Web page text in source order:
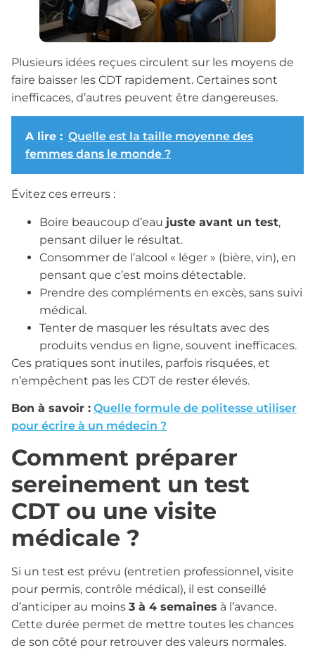
Plusieurs idées reçues circulent sur les moyens de
faire baisser les CDT rapidement. Certaines sont
inefficaces, d’autres peuvent être dangereuses.
A lire : Quelle est la taille moyenne des
femmes dans le monde ?
Évitez ces erreurs :
Boire beaucoup d’eau juste avant un test,
pensant diluer le résultat.
Consommer de l’alcool « léger » (bière, vin), en
pensant que c’est moins détectable.
Prendre des compléments en excès, sans suivi
médical.
Tenter de masquer les résultats avec des
produits vendus en ligne, souvent inefficaces.
Ces pratiques sont inutiles, parfois risquées, et
n’empêchent pas les CDT de rester élevés.
Bon à savoir : Quelle formule de politesse utiliser
pour écrire à un médecin ?
Comment préparer
sereinement un test
CDT ou une visite
médicale ?
Si un test est prévu (entretien professionnel, visite
pour permis, contrôle médical), il est conseillé
d’anticiper au moins 3 à 4 semaines à l’avance.
Cette durée permet de mettre toutes les chances
de son côté pour retrouver des valeurs normales.